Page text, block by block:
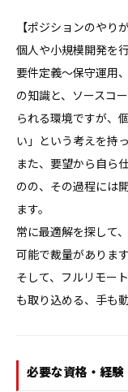
【ポジションのやり
個人や小規模開発を
要件定義〜保守運用
の知識と、ソースコ
られる環境ですが、
い」という考えを持
また、要望から自ら
のの、その過程には
ます。
常に最適解を探して
可能で裁量があります
そして、フルリモー
も取り込める、手も
必要な資格・経験